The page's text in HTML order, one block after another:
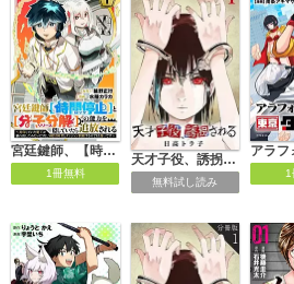
宮廷鍵師、【時間停止（ロック）】と【分子分解（リリース）】の能力を隠していたら追放される～封印していた魔王が暴れ出したみたいだけど、S級冒険者とダンジョン制覇するのでもう遅いです～
1冊無料
天才子役、誘拐される
無料試し読み
1